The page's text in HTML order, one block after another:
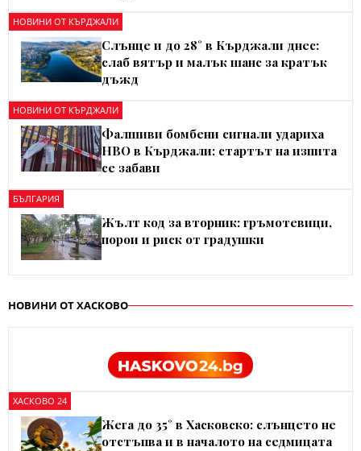
НОВИНИ ОТ КЪРДЖАЛИ
Слънце и до 28° в Кърджали днес:
слаб вятър и малък шанс за кратък
дъжд
НОВИНИ ОТ КЪРДЖАЛИ
Фалшиви бомбени сигнали удариха
НВО в Кърджали: стартът на изпита
се забави
БЪЛГАРИЯ
Жълт код за вторник: гръмотевици,
порои и риск от градушки
НОВИНИ ОТ ХАСКОВО
ХАСКОВО 24
Жега до 35° в Хасковско: слънцето не
отстъпва и в началото на седмицата